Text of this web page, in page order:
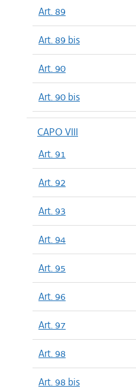
Art. 89
Art. 89 bis
Art. 90
Art. 90 bis
CAPO VIII
Art. 91
Art. 92
Art. 93
Art. 94
Art. 95
Art. 96
Art. 97
Art. 98
Art. 98 bis